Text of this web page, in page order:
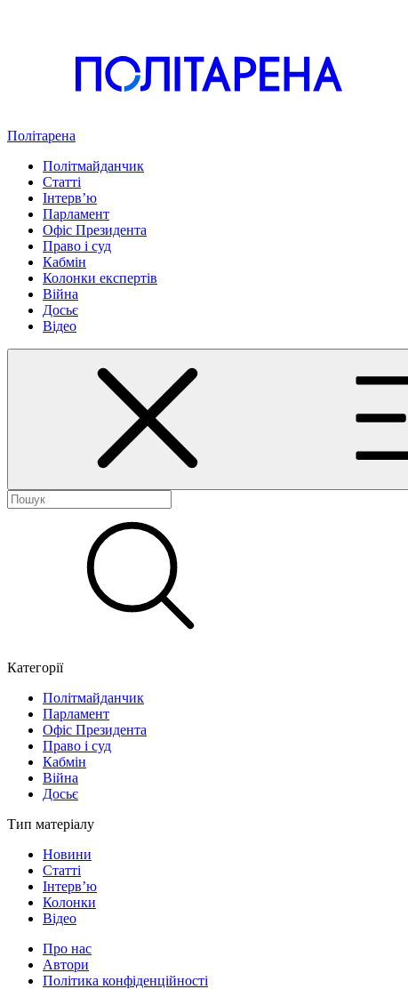
Політарена
Політмайданчик
Статті
Інтервʼю
Парламент
Офіс Президента
Право і суд
Кабмін
Колонки експертів
Війна
Досьє
Відео
Категорії
Політмайданчик
Парламент
Офіс Президента
Право і суд
Кабмін
Війна
Досьє
Тип матеріалу
Новини
Статті
Інтерв’ю
Колонки
Відео
Про нас
Автори
Політика конфіденційності